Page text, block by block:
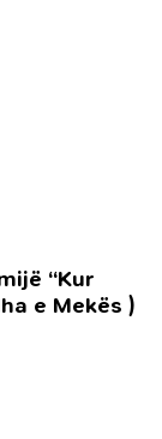
“Kur
e Mekës )